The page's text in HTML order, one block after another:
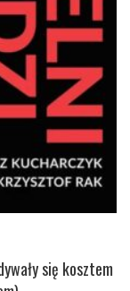
się kosztem